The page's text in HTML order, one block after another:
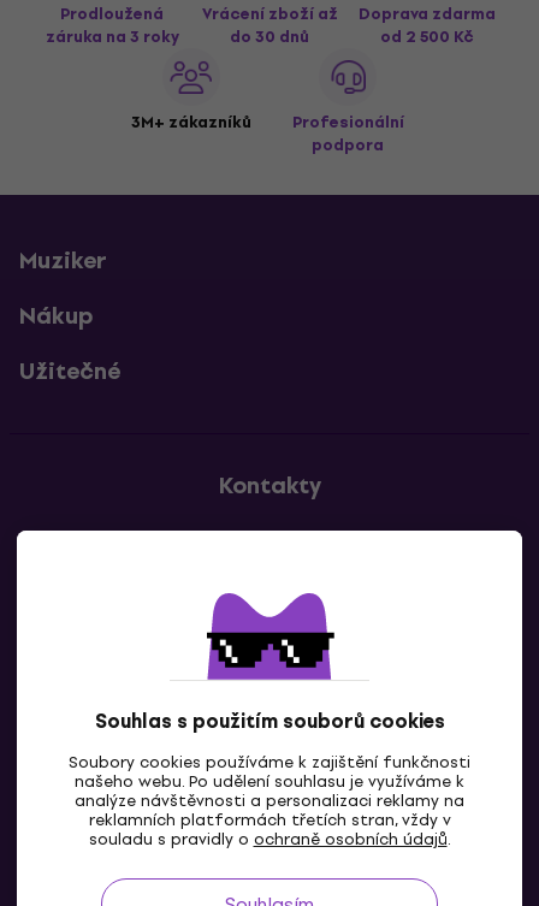
Souhlas s použitím souborů cookies
Soubory cookies používáme k zajištění funkčnosti
našeho webu. Po udělení souhlasu je využíváme k
analýze návštěvnosti a personalizaci reklamy na
reklamních platformách třetích stran, vždy v
souladu s pravidly o ochraně osobních údajů.
Prodloužená
záruka na 3 roky
Vrácení zboží až
do 30 dnů
Doprava zdarma
od 2 500 Kč
3M+ zákazníků
Profesionální
podpora
Muziker
Nákup
Užitečné
Kontakty
CZ